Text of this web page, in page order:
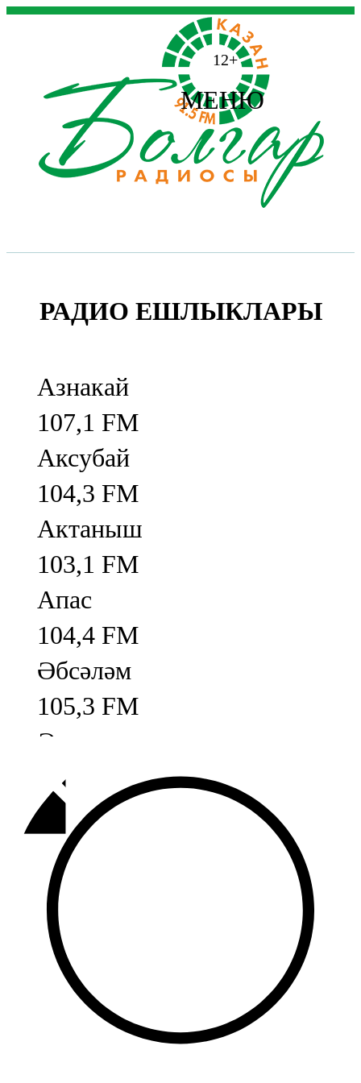
12+
МЕНЮ
РАДИО ЕШЛЫКЛАРЫ
Азнакай
107,1 FM
Аксубай
104,3 FM
Актаныш
103,1 FM
Апас
104,4 FM
Әбсәләм
105,3 FM
Әлмәт
92,9 FM
Базарлы матак
107,1 FM
Балык бистәсе
104,9 FM
Баулы
107,5 FM
Биләр